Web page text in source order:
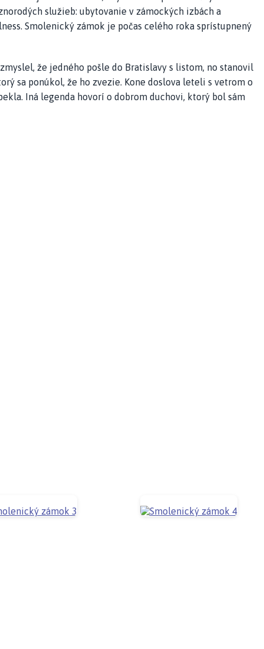
služieb: ubytovanie v zámockých izbách a
Smolenický zámok je počas celého roka sprístupnený
že jedného pošle do Bratislavy s listom, no stanovil
sa ponúkol, že ho zvezie. Kone doslova leteli s vetrom o
Iná legenda hovorí o dobrom duchovi, ktorý bol sám